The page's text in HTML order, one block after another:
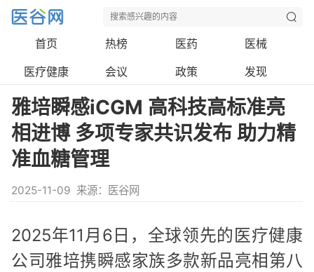
首页 热榜 医药
医械
医疗健康
会议 政策 发现
雅培瞬感iCGM 高科技高标准亮
相进博 多项专家共识发布 助力精
准血糖管理
2025-11-09 来源：医谷网
2025年11月6日，全球领先的医疗健康
公司雅培携瞬感家族多款新品亮相第八